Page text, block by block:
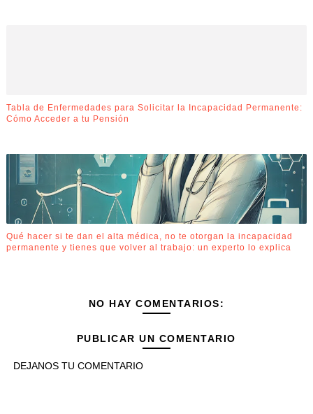
Tabla de Enfermedades para Solicitar la Incapacidad Permanente:
Cómo Acceder a tu Pensión
Qué hacer si te dan el alta médica, no te otorgan la incapacidad
permanente y tienes que volver al trabajo: un experto lo explica
NO HAY COMENTARIOS:
PUBLICAR UN COMENTARIO
DEJANOS TU COMENTARIO